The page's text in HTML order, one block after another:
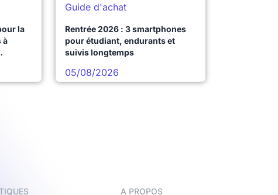
la
à
Guide d'achat
Rentrée 2026 : 3 smartphones
pour étudiant, endurants et
suivis longtemps
05/08/2026
A PROPOS